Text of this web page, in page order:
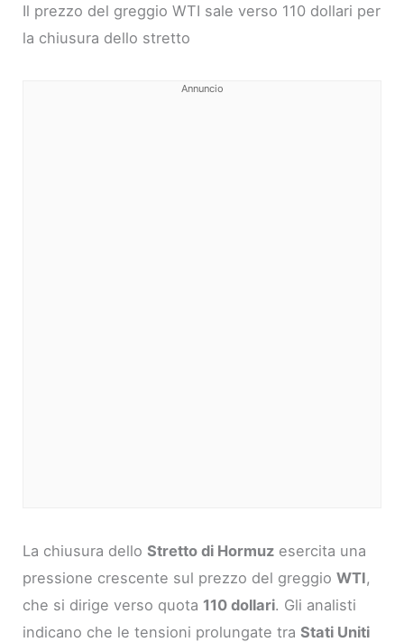
Il prezzo del greggio WTI sale verso 110 dollari per
la chiusura dello stretto
Annuncio
La chiusura delloStretto di Hormuz esercita una
pressione crescente sul prezzo del greggioWTI,
che si dirige verso quota 110 dollari. Gli analisti
indicano che le tensioni prolungate traStati Uniti